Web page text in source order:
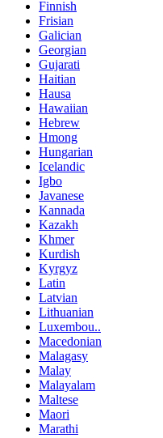
Finnish
Frisian
Galician
Georgian
Gujarati
Haitian
Hausa
Hawaiian
Hebrew
Hmong
Hungarian
Icelandic
Igbo
Javanese
Kannada
Kazakh
Khmer
Kurdish
Kyrgyz
Latin
Latvian
Lithuanian
Luxembou..
Macedonian
Malagasy
Malay
Malayalam
Maltese
Maori
Marathi